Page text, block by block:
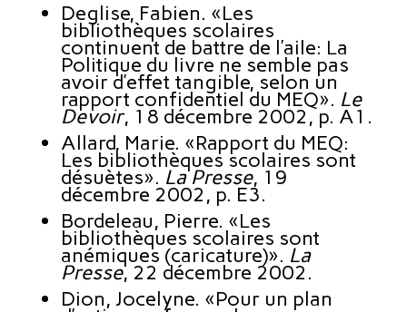
Deglise, Fabien. «Les
bibliothèques scolaires
continuent de battre de l’aile: La
Politique du livre ne semble pas
avoir d’effet tangible, selon un
rapport confidentiel du MEQ». Le
Devoir, 18 décembre 2002, p. A1.
Allard, Marie. «Rapport du MEQ:
Les bibliothèques scolaires sont
désuètes». La Presse, 19
décembre 2002, p. E3.
Bordeleau, Pierre. «Les
bibliothèques scolaires sont
anémiques (caricature)». La
Presse, 22 décembre 2002.
Dion, Jocelyne. «Pour un plan